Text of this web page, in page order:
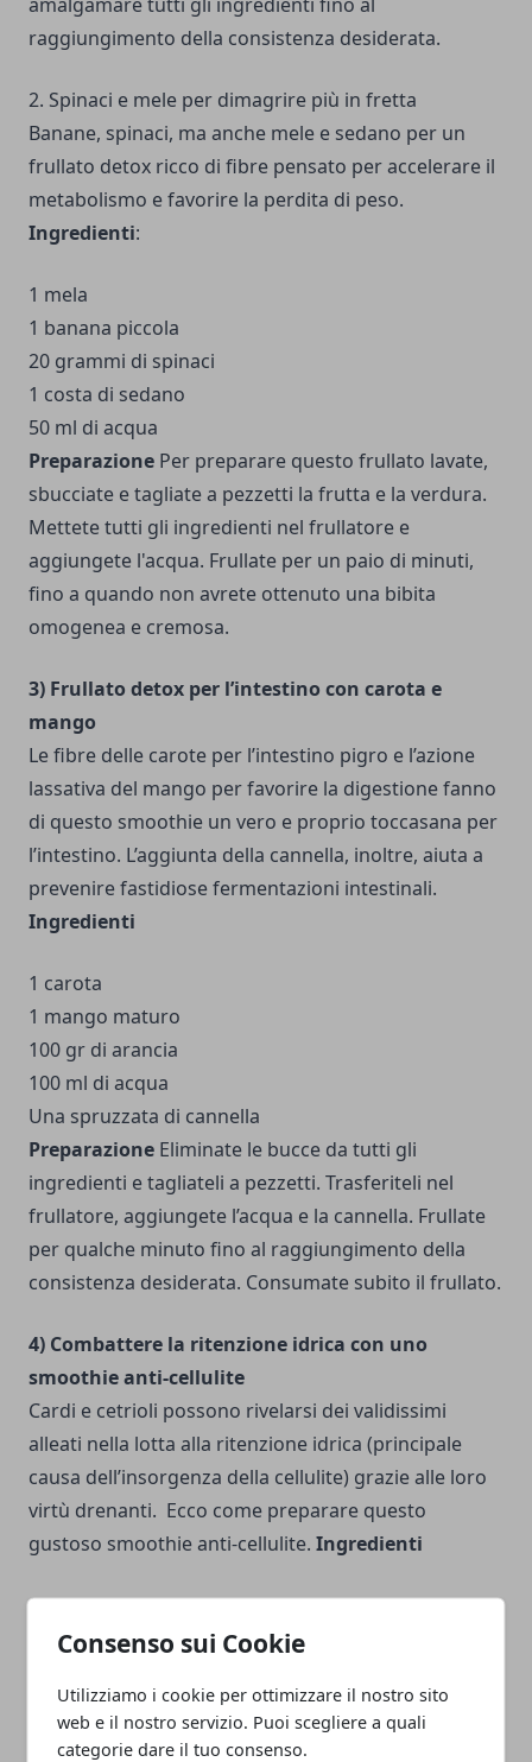
Consenso sui Cookie
Utilizziamo i cookie per ottimizzare il nostro sito
web e il nostro servizio. Puoi scegliere a quali
categorie dare il tuo consenso.
raggiungimento della consistenza desiderata.
2. Spinaci e mele per dimagrire più in fretta
Banane, spinaci, ma anche mele e sedano per un
frullato detox ricco di fibre pensato per accelerare il
metabolismo e favorire la perdita di peso.
Ingredienti:
1 mela
1 banana piccola
20 grammi di spinaci
1 costa di sedano
50 ml di acqua
Preparazione Per preparare questo frullato lavate,
sbucciate e tagliate a pezzetti la frutta e la verdura.
Mettete tutti gli ingredienti nel frullatore e
aggiungete l'acqua. Frullate per un paio di minuti,
fino a quando non avrete ottenuto una bibita
omogenea e cremosa.
3) Frullato detox per l’intestino con carota e
mango
Le fibre delle carote per l’intestino pigro e l’azione
lassativa del mango per favorire la digestione fanno
di questo smoothie un vero e proprio toccasana per
l’intestino. L’aggiunta della cannella, inoltre, aiuta a
prevenire fastidiose fermentazioni intestinali.
Ingredienti
1 carota
1 mango maturo
100 gr di arancia
100 ml di acqua
Una spruzzata di cannella
Preparazione Eliminate le bucce da tutti gli
ingredienti e tagliateli a pezzetti. Trasferiteli nel
frullatore, aggiungete l’acqua e la cannella. Frullate
per qualche minuto fino al raggiungimento della
consistenza desiderata. Consumate subito il frullato.
4) Combattere la ritenzione idrica con uno
smoothie anti-cellulite
Cardi e cetrioli possono rivelarsi dei validissimi
alleati nella lotta alla ritenzione idrica (principale
causa dell’insorgenza della cellulite) grazie alle loro
virtù drenanti. Ecco come preparare questo
gustoso smoothie anti-cellulite. Ingredienti
1 costa di cardo crudo
2 cetrioli
100 ml di succo d'ananas senza zucchero
Preparazione
Come prima cosa lavate e sbucciate